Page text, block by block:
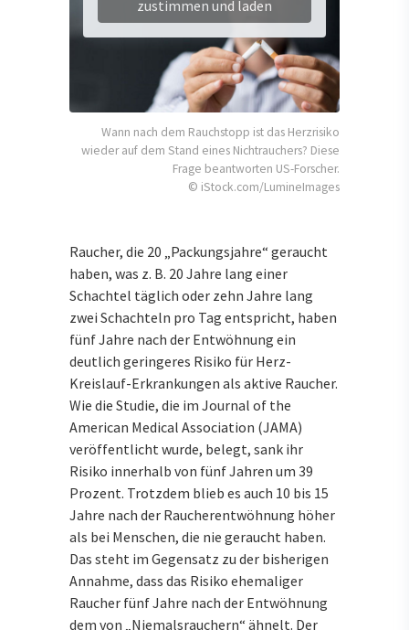
zustimmen und laden
Wann nach dem Rauchstopp ist das Herzrisiko
wieder auf dem Stand eines Nichtrauchers? Diese
Frage beantworten US-Forscher.
© iStock.com/LumineImages
Raucher, die 20 „Packungsjahre“ geraucht
haben, was z. B. 20 Jahre lang einer
Schachtel täglich oder zehn Jahre lang
zwei Schachteln pro Tag entspricht, haben
fünf Jahre nach der Entwöhnung ein
deutlich geringeres Risiko für Herz-
Kreislauf-Erkrankungen als aktive Raucher.
Wie die Studie, die im Journal of the
American Medical Association (JAMA)
veröffentlicht wurde, belegt, sank ihr
Risiko innerhalb von fünf Jahren um 39
Prozent. Trotzdem blieb es auch 10 bis 15
Jahre nach der Raucherentwöhnung höher
als bei Menschen, die nie geraucht haben.
Das steht im Gegensatz zu der bisherigen
Annahme, dass das Risiko ehemaliger
Raucher fünf Jahre nach der Entwöhnung
dem von „Niemalsrauchern“ ähnelt. Der